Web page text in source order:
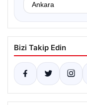
Bizi Takip Edin